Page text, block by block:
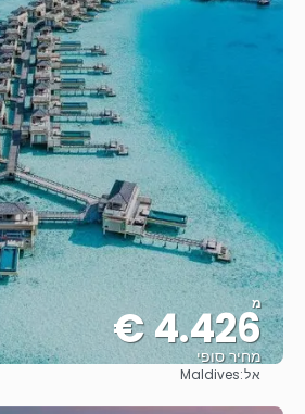
מ
4.426 €
מחיר סופי
אל:Maldives